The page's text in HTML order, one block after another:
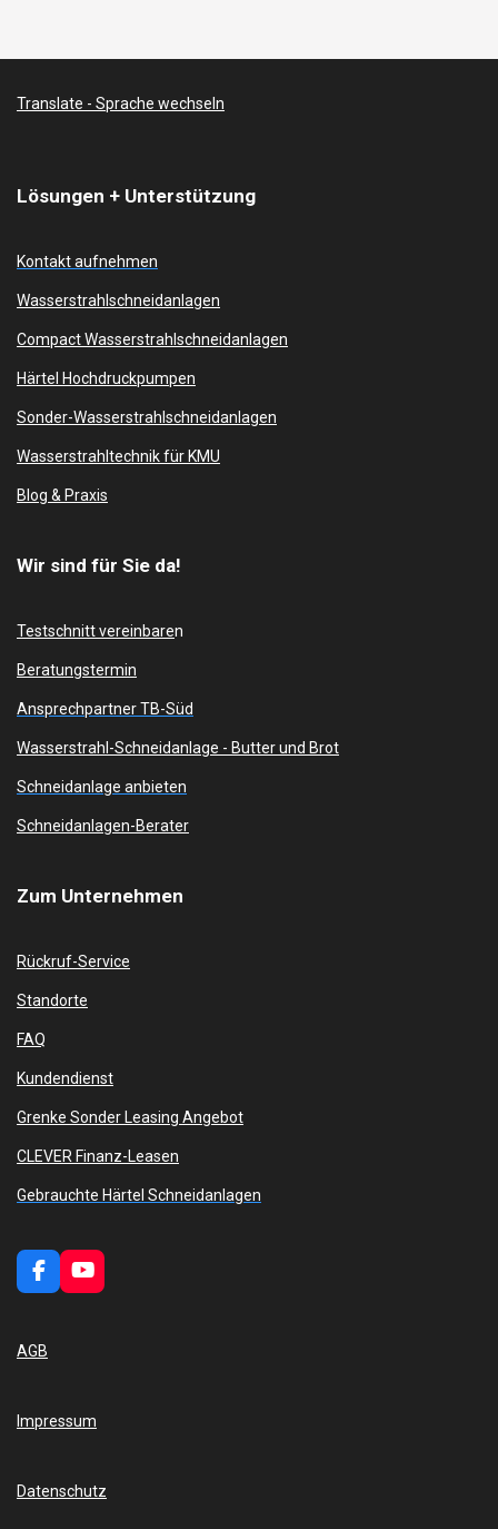
Translate - Sprache wechseln
Lösungen + Unterstützung
Kontakt aufnehmen
Wasserstrahlschneidanlagen
Compact Wasserstrahlschneidanlagen
Härtel Hochdruckpumpen
Sonder-Wasserstrahlschneidanlagen
Wasserstrahltechnik für KMU
Blog & Praxis
Wir sind für Sie da!
Testschnitt vereinbaren
Beratungstermin
Ansprechpartner TB-Süd
Wasserstrahl-Schneidanlage - Butter und Brot
Schneidanlage anbieten
Schneidanlagen-Berater
Zum Unternehmen
Rückruf-Service
Standorte
FAQ
Kundendienst
Grenke Sonder Leasing Angebot
CLEVER Finanz-Leasen
Gebrauchte Härtel Schneidanlagen
F
a
e
b
k
Y
o
AGB
Impressum
Datenschutz